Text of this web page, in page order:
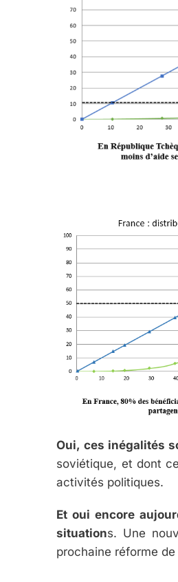
Oui, ces inégalités
soviétique, et dont
activités politiques.
Et oui encore
situations. Une
prochaine réforme